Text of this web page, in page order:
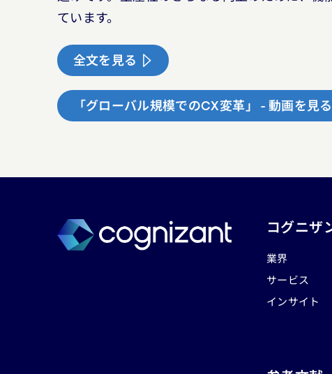
ています。
全文を見る
「グローバル規模でのCX変革」 - 動画を見る
コグニザ
業界
サービス
インサイト